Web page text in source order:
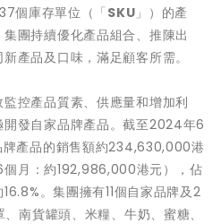
個庫存單位（「SKU」）的產
團持續優化產品組合、推陳出
產品及口味，滿足顧客所需。
控產品質素、供應量和增加利
發自家品牌產品。截至2024年6
產品的銷售額約234,630,000港
月：約192,986,000港元），佔
。集團擁有11個自家品牌及2
南貨罐頭、米糧、牛奶、蜜糖、